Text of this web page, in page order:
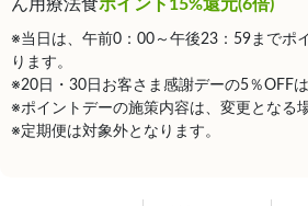
ん用療法食ポイント15%還元(6倍)
※当日は、午前0：00～午後23：59までポ
ります。
※20日・30日お客さま感謝デーの5％OFF
※ポイントデーの施策内容は、変更となる
※定期便は対象外となります。